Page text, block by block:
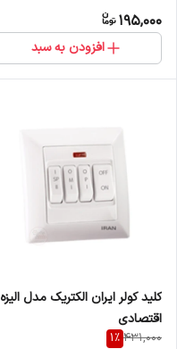
195,000
افزودن به سبد
کلید کولر ایران الکتریک مدل الیزه
اقتصادی
431,000
1%